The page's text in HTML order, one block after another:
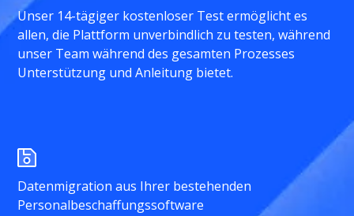
Unser 14-tägiger kostenloser Test ermöglicht es
allen, die Plattform unverbindlich zu testen, während
unser Team während des gesamten Prozesses
Unterstützung und Anleitung bietet.
Datenmigration aus Ihrer bestehenden
Personalbeschaffungssoftware